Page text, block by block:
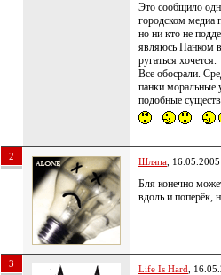
Это сообщило
городском медиа
но ни кто не
являюсь Панком
ругаться хочется.
Все обосрали.
панки моральные
подобные
2 Шляпа ,
Бля конечно
вдоль и поперёк,
3 Life Is Hard ,